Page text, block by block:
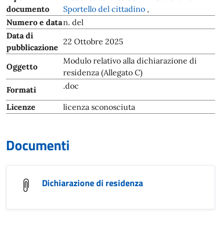
documento
Sportello del cittadino ,
Numero e datan. del
Data di
pubblicazione
22 Ottobre 2025
Oggetto
Modulo relativo alla dichiarazione di
residenza (Allegato C)
Formati
.doc
Licenze licenza sconosciuta
Documenti
Dichiarazione di residenza